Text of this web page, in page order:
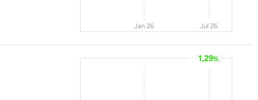
Jan 26 Jul 26
1,29%